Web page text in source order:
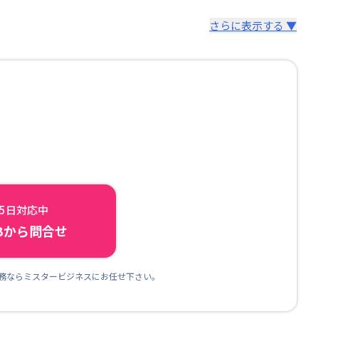
さらに表示する ▼
日対応中
から問合せ
らミスタービジネスにお任せ下さい。